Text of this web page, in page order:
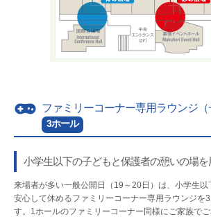
ファミリーコーナー専用ラウンジ（
3ホール
小学生以下の子どもと保護者の憩いの場を
来場者が多い一般公開日（19～20日）は、小学生
安心して休めるファミリーコーナー専用ラウンジを
す。1ホールのファミリーコーナー同様にご家族でご